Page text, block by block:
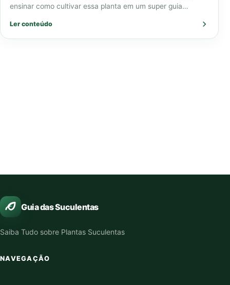
ensinar como cultivar essa planta em um super guia
Ler conteúdo
Guia das Suculentas
Saiba Tudo sobre Plantas Suculentas
NAVEGAÇÃO